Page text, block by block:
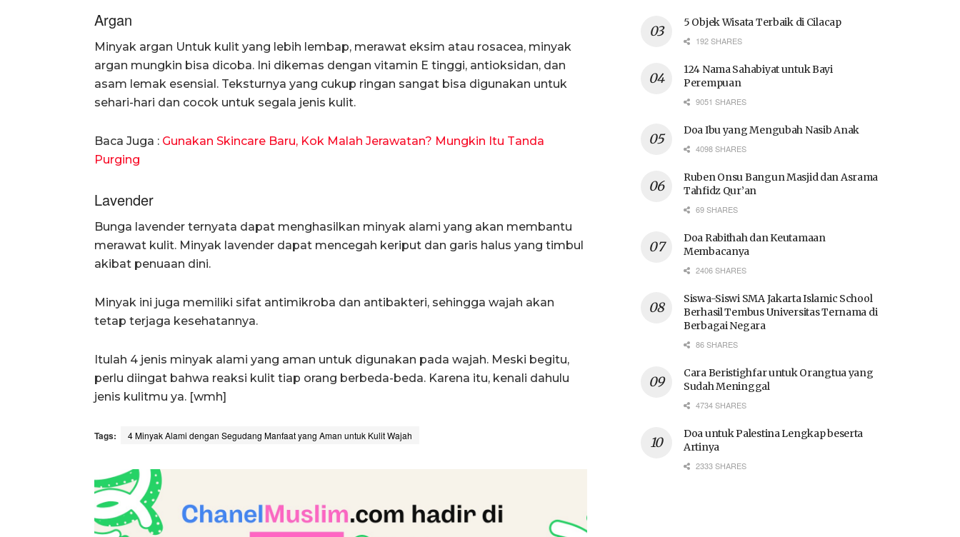
Argan
Minyak argan Untuk kulit yang lebih lembap, merawat eksim atau rosacea, minyak
argan mungkin bisa dicoba. Ini dikemas dengan vitamin E tinggi, antioksidan, dan
asam lemak esensial. Teksturnya yang cukup ringan sangat bisa digunakan untuk
sehari-hari dan cocok untuk segala jenis kulit.
Baca Juga : Gunakan Skincare Baru, Kok Malah Jerawatan? Mungkin Itu Tanda
Purging
Lavender
Bunga lavender ternyata dapat menghasilkan minyak alami yang akan membantu
merawat kulit. Minyak lavender dapat mencegah keriput dan garis halus yang timbul
akibat penuaan dini.
Minyak ini juga memiliki sifat antimikroba dan antibakteri, sehingga wajah akan
tetap terjaga kesehatannya.
Itulah 4 jenis minyak alami yang aman untuk digunakan pada wajah. Meski begitu,
perlu diingat bahwa reaksi kulit tiap orang berbeda-beda. Karena itu, kenali dahulu
jenis kulitmu ya. [wmh]
Tags: 4 Minyak Alami dengan Segudang Manfaat yang Aman untuk Kulit Wajah
5 Objek Wisata Terbaik di Cilacap
192 SHARES
124 Nama Sahabiyat untuk Bayi
Perempuan
9051 SHARES
Doa Ibu yang Mengubah Nasib Anak
4098 SHARES
Ruben Onsu Bangun Masjid dan Asrama
Tahfidz Qur’an
69 SHARES
Doa Rabithah dan Keutamaan
Membacanya
2406 SHARES
Siswa-Siswi SMA Jakarta Islamic School
Berhasil Tembus Universitas Ternama di
Berbagai Negara
86 SHARES
Cara Beristighfar untuk Orangtua yang
Sudah Meninggal
4734 SHARES
Doa untuk Palestina Lengkap beserta
Artinya
2333 SHARES